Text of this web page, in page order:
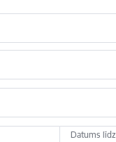
Datums līdz